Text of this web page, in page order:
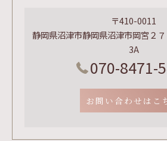
〒410-0011
静岡県沼津市静岡県沼津市岡宮２
3A
070-8471-
お問い合わせはこ